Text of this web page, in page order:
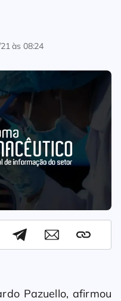
às 08:24
Pazuello, afirmou